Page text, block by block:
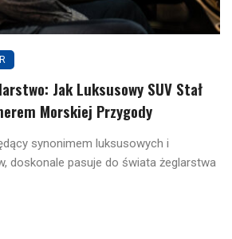
Jak Luksusowy SUV Stał
Morskiej Przygody
synonimem luksusowych i
doskonale pasuje do świata żeglarstwa